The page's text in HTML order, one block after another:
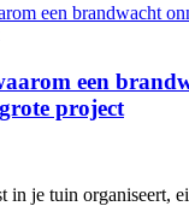
een
project
in je tuin organiseert,